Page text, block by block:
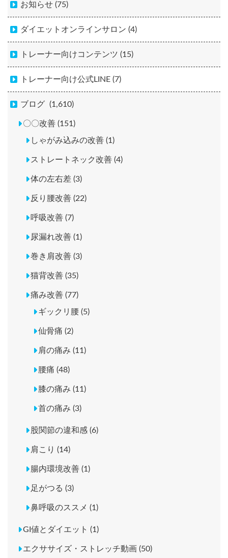
お知らせ (75)
ダイエットオンラインサロン (4)
トレーナー向けコンテンツ (15)
トレーナー向け公式LINE (7)
ブログ (1,610)
〇〇改善 (151)
しゃがみ込みの改善 (1)
ストレートネック改善 (4)
体の左右差 (3)
反り腰改善 (22)
呼吸改善 (7)
尿漏れ改善 (1)
巻き肩改善 (3)
猫背改善 (35)
痛み改善 (77)
ギックリ腰 (5)
仙骨痛 (2)
肩の痛み (11)
腰痛 (48)
膝の痛み (11)
首の痛み (3)
股関節の違和感 (6)
肩こり (14)
腸内環境改善 (1)
足がつる (3)
鼻呼吸のススメ (1)
GI値とダイエット (1)
エクササイズ・ストレッチ動画 (50)